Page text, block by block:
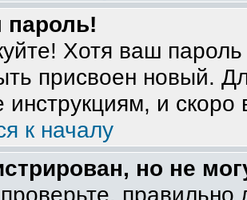
Хотя ваш
присвоен новый.
инструкциям, и
к началу
но не